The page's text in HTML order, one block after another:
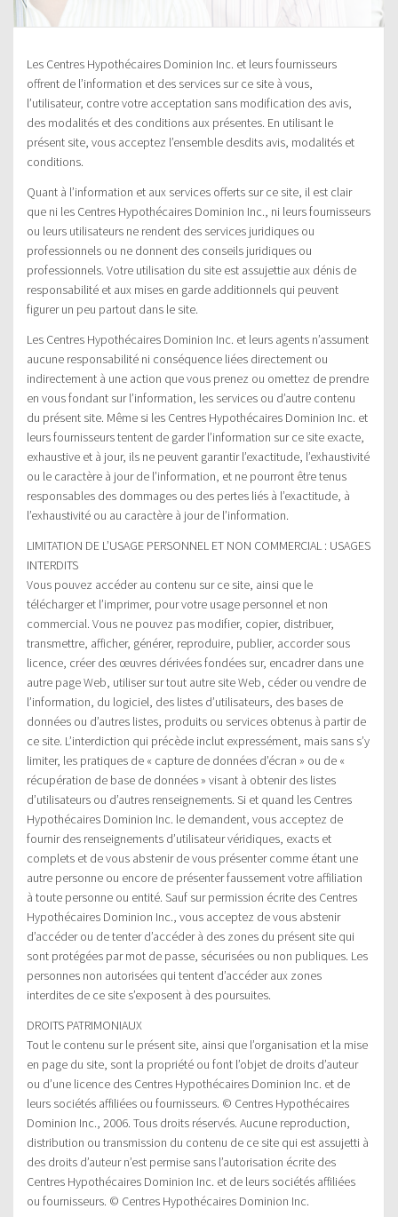
Les Centres Hypothécaires Dominion Inc. et leurs fournisseurs
offrent de l’information et des services sur ce site à vous,
l’utilisateur, contre votre acceptation sans modification des avis,
des modalités et des conditions aux présentes. En utilisant le
présent site, vous acceptez l’ensemble desdits avis, modalités et
conditions.
Quant à l’information et aux services offerts sur ce site, il est clair
que ni les Centres Hypothécaires Dominion Inc., ni leurs fournisseurs
ou leurs utilisateurs ne rendent des services juridiques ou
professionnels ou ne donnent des conseils juridiques ou
professionnels. Votre utilisation du site est assujettie aux dénis de
responsabilité et aux mises en garde additionnels qui peuvent
figurer un peu partout dans le site.
Les Centres Hypothécaires Dominion Inc. et leurs agents n’assument
aucune responsabilité ni conséquence liées directement ou
indirectement à une action que vous prenez ou omettez de prendre
en vous fondant sur l’information, les services ou d’autre contenu
du présent site. Même si les Centres Hypothécaires Dominion Inc. et
leurs fournisseurs tentent de garder l’information sur ce site exacte,
exhaustive et à jour, ils ne peuvent garantir l’exactitude, l’exhaustivité
ou le caractère à jour de l’information, et ne pourront être tenus
responsables des dommages ou des pertes liés à l’exactitude, à
l’exhaustivité ou au caractère à jour de l’information.
LIMITATION DE L’USAGE PERSONNEL ET NON COMMERCIAL : USAGES
INTERDITS
Vous pouvez accéder au contenu sur ce site, ainsi que le
télécharger et l’imprimer, pour votre usage personnel et non
commercial. Vous ne pouvez pas modifier, copier, distribuer,
transmettre, afficher, générer, reproduire, publier, accorder sous
licence, créer des œuvres dérivées fondées sur, encadrer dans une
autre page Web, utiliser sur tout autre site Web, céder ou vendre de
l’information, du logiciel, des listes d’utilisateurs, des bases de
données ou d’autres listes, produits ou services obtenus à partir de
ce site. L’interdiction qui précède inclut expressément, mais sans s’y
limiter, les pratiques de « capture de données d’écran » ou de «
récupération de base de données » visant à obtenir des listes
d’utilisateurs ou d’autres renseignements. Si et quand les Centres
Hypothécaires Dominion Inc. le demandent, vous acceptez de
fournir des renseignements d’utilisateur véridiques, exacts et
complets et de vous abstenir de vous présenter comme étant une
autre personne ou encore de présenter faussement votre affiliation
à toute personne ou entité. Sauf sur permission écrite des Centres
Hypothécaires Dominion Inc., vous acceptez de vous abstenir
d’accéder ou de tenter d’accéder à des zones du présent site qui
sont protégées par mot de passe, sécurisées ou non publiques. Les
personnes non autorisées qui tentent d’accéder aux zones
interdites de ce site s’exposent à des poursuites.
DROITS PATRIMONIAUX
Tout le contenu sur le présent site, ainsi que l’organisation et la mise
en page du site, sont la propriété ou font l’objet de droits d’auteur
ou d’une licence des Centres Hypothécaires Dominion Inc. et de
leurs sociétés affiliées ou fournisseurs. © Centres Hypothécaires
Dominion Inc., 2006. Tous droits réservés. Aucune reproduction,
distribution ou transmission du contenu de ce site qui est assujetti à
des droits d’auteur n’est permise sans l’autorisation écrite des
Centres Hypothécaires Dominion Inc. et de leurs sociétés affiliées
ou fournisseurs. © Centres Hypothécaires Dominion Inc.